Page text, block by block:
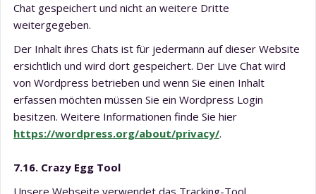
Chat gespeichert und nicht an weitere Dritte
weitergegeben.
Der Inhalt ihres Chats ist für jedermann auf dieser Website
ersichtlich und wird dort gespeichert. Der Live Chat wird
von Wordpress betrieben und wenn Sie einen Inhalt
erfassen möchten müssen Sie ein Wordpress Login
besitzen. Weitere Informationen finde Sie hier
https://wordpress.org/about/privacy/.
7.16. Crazy Egg Tool
Unsere Webseite verwendet das Tracking-Tool